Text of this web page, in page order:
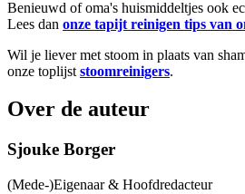
Benieuwd of oma's huismiddeltjes ook
Lees dan onze tapijt reinigen tips van
Wil je liever met stoom in plaats van
onze toplijst stoomreinigers.
Over de auteur
Sjouke Borger
(Mede-)Eigenaar & Hoofdredacteur